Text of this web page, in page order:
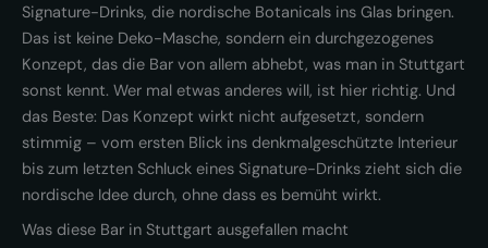
Signature-Drinks, die nordische Botanicals ins Glas bringen.
Das ist keine Deko-Masche, sondern ein durchgezogenes
Konzept, das die Bar von allem abhebt, was man in Stuttgart
sonst kennt. Wer mal etwas anderes will, ist hier richtig. Und
das Beste: Das Konzept wirkt nicht aufgesetzt, sondern
stimmig – vom ersten Blick ins denkmalgeschützte Interieur
bis zum letzten Schluck eines Signature-Drinks zieht sich die
nordische Idee durch, ohne dass es bemüht wirkt.
Was diese Bar in Stuttgart ausgefallen macht